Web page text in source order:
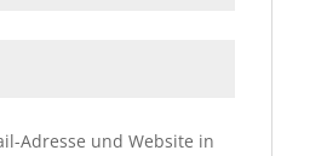
Adresse und Website in